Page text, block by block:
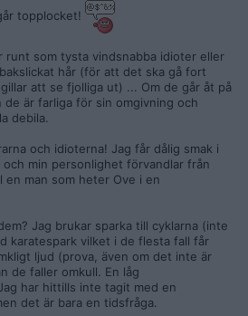
topplocket!
runt som tysta vindsnabba idioter eller
hår (för att det ska gå fort
att se fjolliga ut) ... Om de går åt på
är farliga för sin omgivning och
debila.
och idioterna! Jag får dålig smak i
och min personlighet förvandlar från
man som heter Ove i en
Jag brukar sparka till cyklarna (inte
karatespark vilket i de flesta fall får
ljud (prova, även om det inte är
de faller omkull. En låg
har hittills inte tagit med en
det är bara en tidsfråga.